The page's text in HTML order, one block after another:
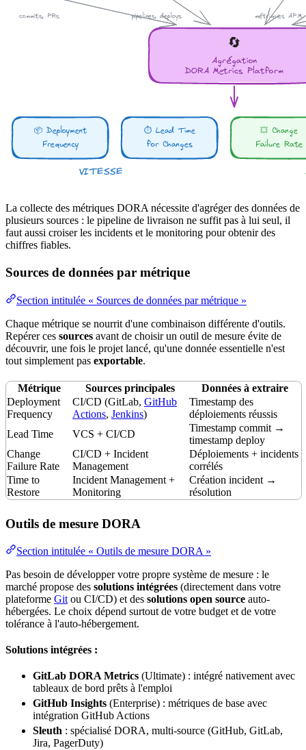
La collecte des métriques DORA nécessite d'agréger des données de
plusieurs sources : le pipeline de livraison ne suffit pas à lui seul, il
faut aussi croiser les incidents et le monitoring pour obtenir des
chiffres fiables.
Sources de données par métrique
Section intitulée « Sources de données par métrique »
Chaque métrique se nourrit d'une combinaison différente d'outils.
Repérer ces sources avant de choisir un outil de mesure évite de
découvrir, une fois le projet lancé, qu'une donnée essentielle n'est
tout simplement pas exportable.
Métrique Sources principales
Données à extraire
Deployment
Frequency
CI/CD (GitLab, GitHub
Actions, Jenkins)
Timestamp des
déploiements réussis
Lead Time
VCS + CI/CD
Timestamp commit →
timestamp deploy
Change
Failure Rate
CI/CD + Incident
Management
Déploiements + incidents
corrélés
Time to
Restore
Incident Management +
Monitoring
Création incident →
résolution
Outils de mesure DORA
Section intitulée « Outils de mesure DORA »
Pas besoin de développer votre propre système de mesure : le
marché propose des solutions intégrées (directement dans votre
plateforme Git ou CI/CD) et des solutions open source auto-
hébergées. Le choix dépend surtout de votre budget et de votre
tolérance à l'auto-hébergement.
Solutions intégrées :
GitLab DORA Metrics (Ultimate) : intégré nativement avec
tableaux de bord prêts à l'emploi
GitHub Insights (Enterprise) : métriques de base avec
intégration GitHub Actions
Sleuth : spécialisé DORA, multi-source (GitHub, GitLab,
Jira, PagerDuty)